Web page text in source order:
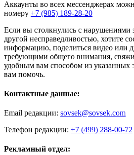
Аккаунты во всех мессенджерах
номеру +7 (985) 189-28-20
Если вы столкнулись с нарушениями
другой несправедливостью, хотите
информацию, поделиться видео или
требующими общего внимания,
удобным вам способом из указанных
вам помочь.
Контактные данные:
Email редакции: sovsek@sovsek.com
Телефон редакции: +7 (499) 288-00-72
Рекламный отдел: